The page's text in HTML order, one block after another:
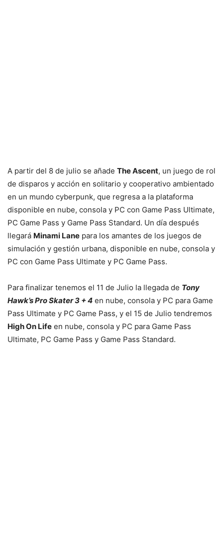
A partir del 8 de julio se añade The Ascent, un juego de rol
de disparos y acción en solitario y cooperativo ambientado
en un mundo cyberpunk, que regresa a la plataforma
disponible en nube, consola y PC con Game Pass Ultimate,
PC Game Pass y Game Pass Standard. Un día después
llegará Minami Lane para los amantes de los juegos de
simulación y gestión urbana, disponible en nube, consola y
PC con Game Pass Ultimate y PC Game Pass.
Para finalizar tenemos el 11 de Julio la llegada de Tony
Hawk’s Pro Skater 3 + 4 en nube, consola y PC para Game
Pass Ultimate y PC Game Pass, y el 15 de Julio tendremos
High On Life en nube, consola y PC para Game Pass
Ultimate, PC Game Pass y Game Pass Standard.